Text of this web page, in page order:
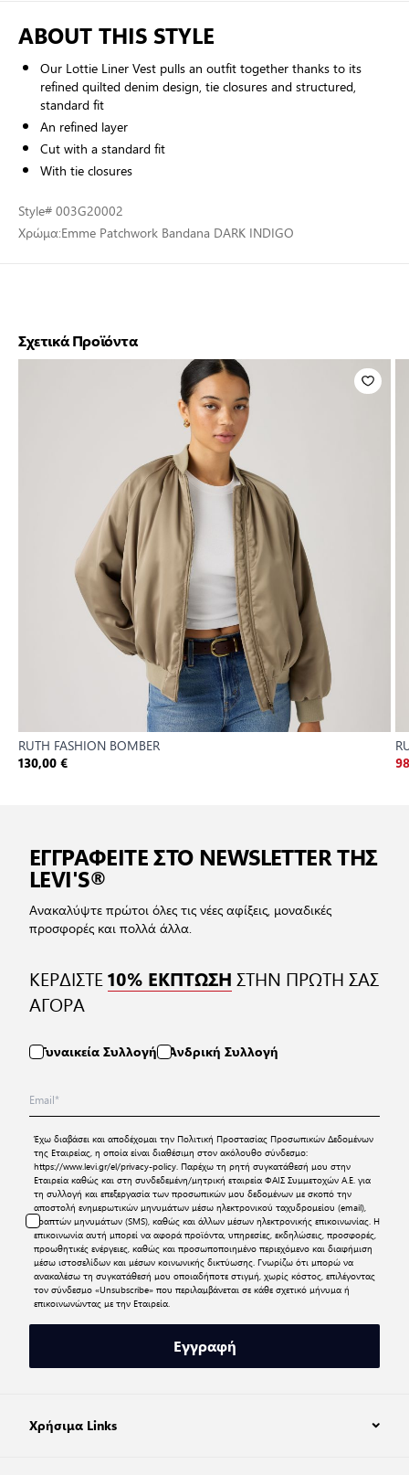
ABOUT THIS STYLE
Our Lottie Liner Vest pulls an outfit together thanks to its
refined quilted denim design, tie closures and structured,
standard fit
An refined layer
Cut with a standard fit
With tie closures
Style# 003G20002
Χρώμα:Emme Patchwork Bandana DARK INDIGO
Σχετικά Προϊόντα
RUTH FASHION BOMBER
130,00 €
ΕΓΓΡΑΦΕΙΤΕ ΣΤΟ NEWSLETTER ΤΗΣ
LEVI'S®
Ανακαλύψτε πρώτοι όλες τις νέες αφίξεις, μοναδικές
προσφορές και πολλά άλλα.
ΚΕΡΔΙΣΤΕ10% ΕΚΠΤΩΣΗ ΣΤΗΝ ΠΡΩΤΗ ΣΑΣ
ΑΓΟΡΑ
Γυναικεία Συλλογή Ανδρική Συλλογή
Έχω διαβάσει και αποδέχομαι την Πολιτική Προστασίας Προσωπικών Δεδομένων
της Εταιρείας, η οποία είναι διαθέσιμη στον ακόλουθο σύνδεσμο:
https://www.levi.gr/el/privacy-policy. Παρέχω τη ρητή συγκατάθεσή μου στην
Εταιρεία καθώς και στη συνδεδεμένη/μητρική εταιρεία ΦΑΙΣ Συμμετοχών Α.Ε. για
τη συλλογή και επεξεργασία των προσωπικών μου δεδομένων με σκοπό την
αποστολή ενημερωτικών μηνυμάτων μέσω ηλεκτρονικού ταχυδρομείου (email),
γραπτών μηνυμάτων (SMS), καθώς και άλλων μέσων ηλεκτρονικής επικοινωνίας. Η
επικοινωνία αυτή μπορεί να αφορά προϊόντα, υπηρεσίες, εκδηλώσεις, προσφορές,
προωθητικές ενέργειες, καθώς και προσωποποιημένο περιεχόμενο και διαφήμιση
μέσω ιστοσελίδων και μέσων κοινωνικής δικτύωσης. Γνωρίζω ότι μπορώ να
ανακαλέσω τη συγκατάθεσή μου οποιαδήποτε στιγμή, χωρίς κόστος, επιλέγοντας
τον σύνδεσμο «Unsubscribe» που περιλαμβάνεται σε κάθε σχετικό μήνυμα ή
επικοινωνώντας με την Εταιρεία.
Εγγραφή
Χρήσιμα Links